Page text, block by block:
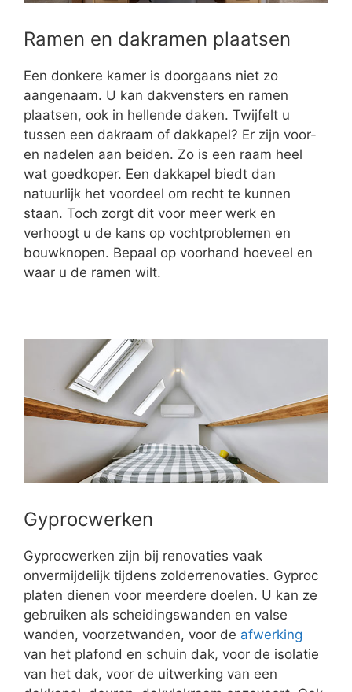
Ramen en dakramen plaatsen
Een donkere kamer is doorgaans niet zo
aangenaam. U kan dakvensters en ramen
plaatsen, ook in hellende daken. Twijfelt u
tussen een dakraam of dakkapel? Er zijn voor-
en nadelen aan beiden. Zo is een raam heel
wat goedkoper. Een dakkapel biedt dan
natuurlijk het voordeel om recht te kunnen
staan. Toch zorgt dit voor meer werk en
verhoogt u de kans op vochtproblemen en
bouwknopen. Bepaal op voorhand hoeveel en
waar u de ramen wilt.
Gyprocwerken
Gyprocwerken zijn bij renovaties vaak
onvermijdelijk tijdens zolderrenovaties. Gyproc
platen dienen voor meerdere doelen. U kan ze
gebruiken als scheidingswanden en valse
wanden, voorzetwanden, voor de afwerking
van het plafond en schuin dak, voor de isolatie
van het dak, voor de uitwerking van een